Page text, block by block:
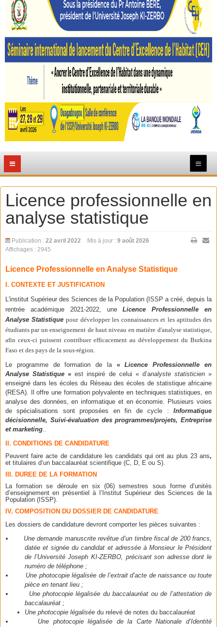
Licence professionnelle en
analyse statistique
Publication : 22 avril 2022 Mis à jour : 9 août 2026
Affichages : 2945
Licence Professionnelle en Analyse Statistique
I. CONTEXTE ET JUSTIFICATION
L'institut Supérieur des Sciences de la Population (ISSP a créé, depuis la
rentrée académique 2021-2022, uneLicence Professionnelle en
Analyse Statistique pour développer les connaissances et les aptitudes des
étudiants par un enseignement de haut niveau en matière d'analyse statistique,
afin ceux-ci puissent contribuer efficacement au développement du Burkina
Faso et des pays de la sous-région.
Le programme de formation de la«Licence Professionnelle en
Analyse Statistique » est inspiré de celui « d’analyste statisticien»
enseigné dans les écoles du Réseau des écoles de statistique africaine
(RESA). Il offre une formation polyvalente en techniques statistiques, en
analyse des données, en informatique et en économie. Plusieurs voies
de spécialisations sont proposées en fin de cycle : Informatique
décisionnelle, Suivi-évaluation des programmes/projets, Entreprise
et marketing..
II. CONDITIONS DE CANDIDATURE
Peuvent faire acte de candidature les candidats qui ont au plus 23 ans,
et titulaires d’un baccalauréat scientifique (C, D, E ou S).
III. DUREE DE LA FORMATION
La formation se déroule en six (06) semestres sous forme d’unités
d’enseignement en présentiel à l’Institut Supérieur des Sciences de la
Population (ISSP).
IV. COMPOSITION DU DOSSIER DE CANDIDATURE
Les dossiers de candidature devront comporter les pièces suivantes :
Une demande manuscrite revêtue d’un timbre fiscal de 200 francs,
datée et signée du candidat et adressée à Monsieur le Président
de l’Université Joseph KI-ZERBO, précisant son adresse dont le
numéro de téléphone ;
Une photocopie légalisée de l’extrait d’acte de naissance ou toute
pièce en tenant lieu ;
Une photocopie légalisée du baccalauréat ou de l’attestation de
baccalauréat ;
Une photocopie légalisée du relevé de notes du baccalauréat
Une photocopie légalisée de la Carte Nationale d’Identité